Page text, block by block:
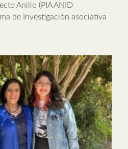
Anillo (PIA ANID
de Investigación asociativa